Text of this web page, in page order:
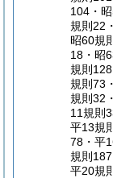
104・
規則22
昭60規
18・昭
規則
規則73
規則32
11規則
平13規
78・平
規則
平20規